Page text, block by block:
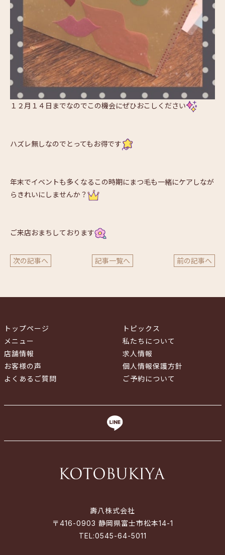
１２月１４日までなのでこの機会にぜひおこしください
ハズレ無しなのでとってもお得です
年末でイベントも多くなるこの時期にまつ毛も一緒にケアしなが
らきれいにしませんか？
ご来店おまちしております
次の記事へ 記事一覧へ 前の記事へ
トップページ
メニュー
店舗情報
お客様の声
よくあるご質問
トピックス
私たちについて
求人情報
個人情報保護方針
ご予約について
壽八株式会社
〒416-0903 静岡県富士市松本14-1
TEL:0545-64-5011